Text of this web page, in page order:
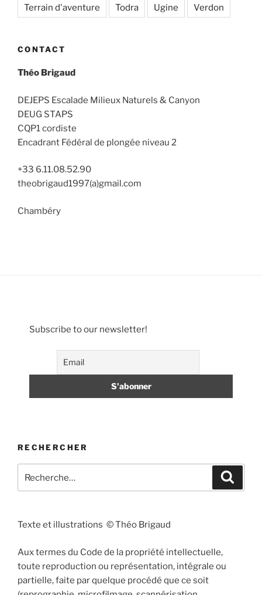
Terrain d'aventure Todra Ugine Verdon
CONTACT
Théo Brigaud
DEJEPS Escalade Milieux Naturels & Canyon
DEUG STAPS
CQP1 cordiste
Encadrant Fédéral de plongée niveau 2
+33 6.11.08.52.90
theobrigaud1997(a)gmail.com
Chambéry
Subscribe to our newsletter!
RECHERCHER
pour
Texte et illustrations © Théo Brigaud
Aux termes du Code de la propriété intellectuelle,
toute reproduction ou représentation, intégrale ou
partielle, faite par quelque procédé que ce soit